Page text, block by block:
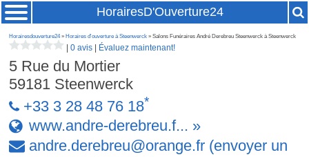
HorairesD'Ouverture24
Horairesdouverture24» Horaires d'ouverture à Steenwerck » Salons Funéraires André Derebreu Steenwerck à Steenwerck
|0 avis Évaluez maintenant!
5 Rue du Mortier
59181 Steenwerck
+33 3 28 48 76 18*
www.andre-derebreu.f... »
andre.derebreu@orange.fr (envoyer un